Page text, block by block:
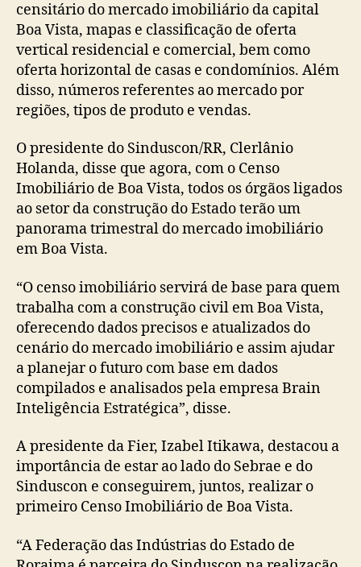
censitário do mercado imobiliário da capital
Boa Vista, mapas e classificação de oferta
vertical residencial e comercial, bem como
oferta horizontal de casas e condomínios. Além
disso, números referentes ao mercado por
regiões, tipos de produto e vendas.
O presidente do Sinduscon/RR, Clerlânio
Holanda, disse que agora, com o Censo
Imobiliário de Boa Vista, todos os órgãos ligados
ao setor da construção do Estado terão um
panorama trimestral do mercado imobiliário
em Boa Vista.
“O censo imobiliário servirá de base para quem
trabalha com a construção civil em Boa Vista,
oferecendo dados precisos e atualizados do
cenário do mercado imobiliário e assim ajudar
a planejar o futuro com base em dados
compilados e analisados pela empresa Brain
Inteligência Estratégica”, disse.
A presidente da Fier, Izabel Itikawa, destacou a
importância de estar ao lado do Sebrae e do
Sinduscon e conseguirem, juntos, realizar o
primeiro Censo Imobiliário de Boa Vista.
“A Federação das Indústrias do Estado de